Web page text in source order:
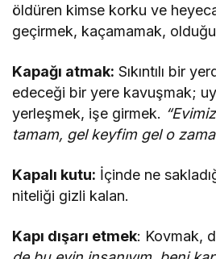
öldüren kimse korku ve
geçirmek, kaçamamak, olduğu
Kapağı atmak: Sıkıntılı bir
edeceği bir yere kavuşmak;
yerleşmek, işe girmek.
tamam, gel keyfim gel o
Kapalı kutu: İçinde ne
niteliği gizli kalan.
Kapı dışarı etmek: Kovmak,